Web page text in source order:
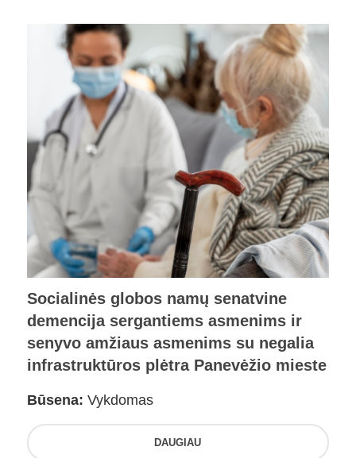
Socialinės globos namų senatvine
demencija sergantiems asmenims ir
senyvo amžiaus asmenims su negalia
infrastruktūros plėtra Panevėžio mieste
Būsena: Vykdomas
DAUGIAU